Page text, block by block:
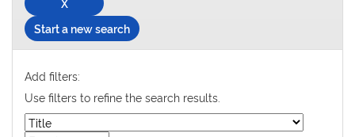
Start a new search
Add filters:
Use filters to refine the search results.